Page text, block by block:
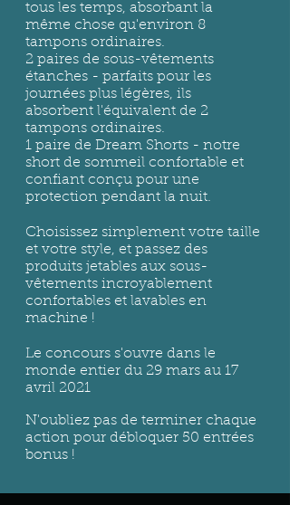
tous les temps, absorbant la
même chose qu'environ 8
tampons ordinaires.
2 paires de sous-vêtements
étanches - parfaits pour les
journées plus légères, ils
absorbent l'équivalent de 2
tampons ordinaires.
1 paire de Dream Shorts - notre
short de sommeil confortable et
confiant conçu pour une
protection pendant la nuit.
Choisissez simplement votre taille
et votre style, et passez des
produits jetables aux sous-
vêtements incroyablement
confortables et lavables en
machine !
Le concours s'ouvre dans le
monde entier du 29 mars au 17
avril 2021
N'oubliez pas de terminer chaque
action pour débloquer 50 entrées
bonus !